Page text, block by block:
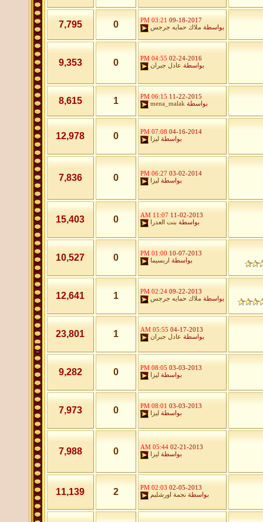
09-18-2017
03:21 PM
بواسطة ملاك حمايه جرجس 0
7,795
02-24-2016
04:55 PM
بواسطة عادل جبران 0
9,353
11-22-2015
06:15 PM
بواسطة mena_malak
1
8,615
04-16-2014
07:08 PM
بواسطة ليزا 0
12,978
03-02-2014
06:27 PM
بواسطة ليزا 0
7,836
11-02-2013
11:07 AM
بواسطة بنت العدرا 0
15,403
10-07-2013
01:00 PM
بواسطة اربسيما 0
10,527
09-22-2013
02:24 PM
بواسطة ملاك حمايه جرجس 1
12,641
04-17-2013
05:55 AM
بواسطة عادل جبران 1
23,801
03-03-2013
08:05 PM
بواسطة ليزا 0
9,282
03-03-2013
08:01 PM
بواسطة ليزا 0
7,973
02-21-2013
05:44 AM
بواسطة ليزا 0
7,988
02-05-2013
02:03 PM
بواسطة نجمة اورشليم 2
11,139